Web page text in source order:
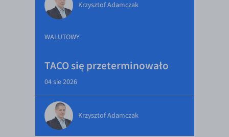
Krzysztof Adamczak
WALUTOWY
TACO się przeterminowało
04 sie 2026
Krzysztof Adamczak